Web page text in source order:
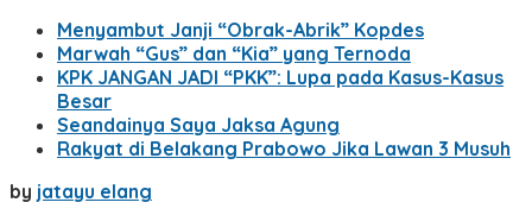
Menyambut Janji “Obrak-Abrik” Kopdes
Marwah “Gus” dan “Kia” yang Ternoda
KPK JANGAN JADI “PKK”: Lupa pada Kasus-Kasus
Besar
Seandainya Saya Jaksa Agung
Rakyat di Belakang Prabowo Jika Lawan 3 Musuh
by jatayu elang